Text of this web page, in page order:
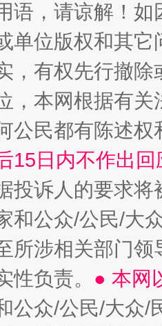
语，请谅解！
单位版权和其它
，有权先行撤
，本网根据有
公民都有陈述
15日内不作出
投诉人的要求将
和公众/公民/大
所涉相关部门
性负责。 ● 本网
公众/公民/大众